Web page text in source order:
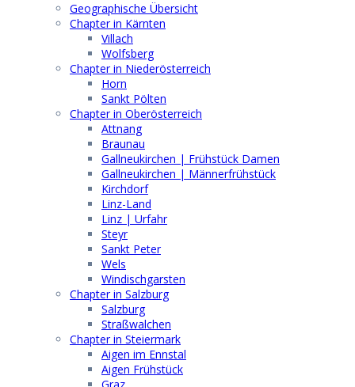
Geographische Übersicht
Chapter in Kärnten
Villach
Wolfsberg
Chapter in Niederösterreich
Horn
Sankt Pölten
Chapter in Oberösterreich
Attnang
Braunau
Gallneukirchen | Frühstück Damen
Gallneukirchen | Männerfrühstück
Kirchdorf
Linz-Land
Linz | Urfahr
Steyr
Sankt Peter
Wels
Windischgarsten
Chapter in Salzburg
Salzburg
Straßwalchen
Chapter in Steiermark
Aigen im Ennstal
Aigen Frühstück